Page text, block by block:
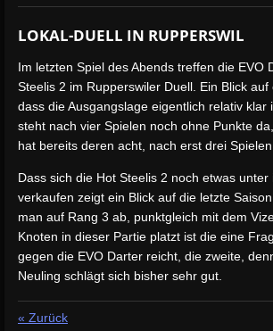
LOKAL-DUELL IN RUPPERSWIL
Im letzten Spiel des Abends treffen die EVO
Steelis 2 im Rupperswiler Duell. Ein Blick auf
dass die Ausgangslage eigentlich relativ klar
steht nach vier Spielen noch ohne Punkte
hat bereits deren acht, nach erst drei
Dass sich die Hot Steelis 2 noch etwas unter
verkaufen zeigt ein Blick auf die letzte
man auf Rang 3 ab, punktgleich mit dem
Knoten in dieser Partie platzt ist die eine
gegen die EVO Darter reicht, die zweite,
Neuling schlägt sich bisher sehr gut.
« Zurück